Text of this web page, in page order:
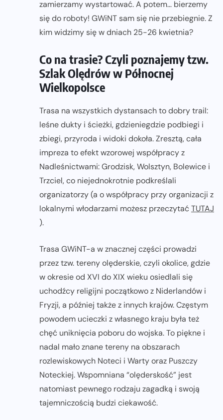
zamierzamy wystartować. A potem… bierzemy
się do roboty! GWiNT sam się nie przebiegnie. Z
kim widzimy się w dniach 25-26 kwietnia?
Co na trasie? Czyli poznajemy tzw.
Szlak Olędrów w Północnej
Wielkopolsce
Trasa na wszystkich dystansach to dobry trail:
leśne dukty i ścieżki, gdzieniegdzie podbiegi i
zbiegi, przyroda i widoki dokoła. Zresztą, cała
impreza to efekt wzorowej współpracy z
Nadleśnictwami: Grodzisk, Wolsztyn, Bolewice i
Trzciel, co niejednokrotnie podkreślali
organizatorzy (a o współpracy przy organizacji z
lokalnymi włodarzami możesz przeczytaćTUTAJ
).
Trasa GWiNT-a w znacznej części prowadzi
przez tzw. tereny olęderskie, czyli okolice, gdzie
w okresie od XVI do XIX wieku osiedlali się
uchodźcy religijni początkowo z Niderlandów i
Fryzji, a później także z innych krajów. Częstym
powodem ucieczki z własnego kraju była też
chęć uniknięcia poboru do wojska. To piękne i
nadal mało znane tereny na obszarach
rozlewiskowych Noteci i Warty oraz Puszczy
Noteckiej. Wspomniana “olęderskość” jest
natomiast pewnego rodzaju zagadką i swoją
tajemniczością budzi ciekawość.